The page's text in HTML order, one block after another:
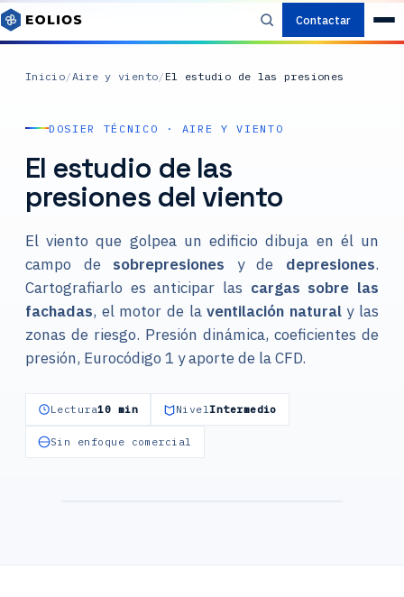
Contactar
Inicio/Aire y viento/El estudio de las presiones
DOSIER TÉCNICO · AIRE Y VIENTO
El estudio de las
presiones del viento
El viento que golpea un edificio dibuja en él un
campo de sobrepresiones y de depresiones.
Cartografiarlo es anticipar las cargas sobre las
fachadas, el motor de laventilación naturaly las
zonas de riesgo. Presión dinámica, coeficientes de
presión, Eurocódigo 1 y aporte de la CFD.
Lectura10 min NivelIntermedio
Sin enfoque comercial